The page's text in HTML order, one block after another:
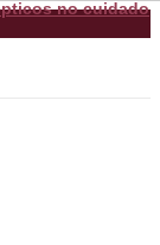
no cuidado